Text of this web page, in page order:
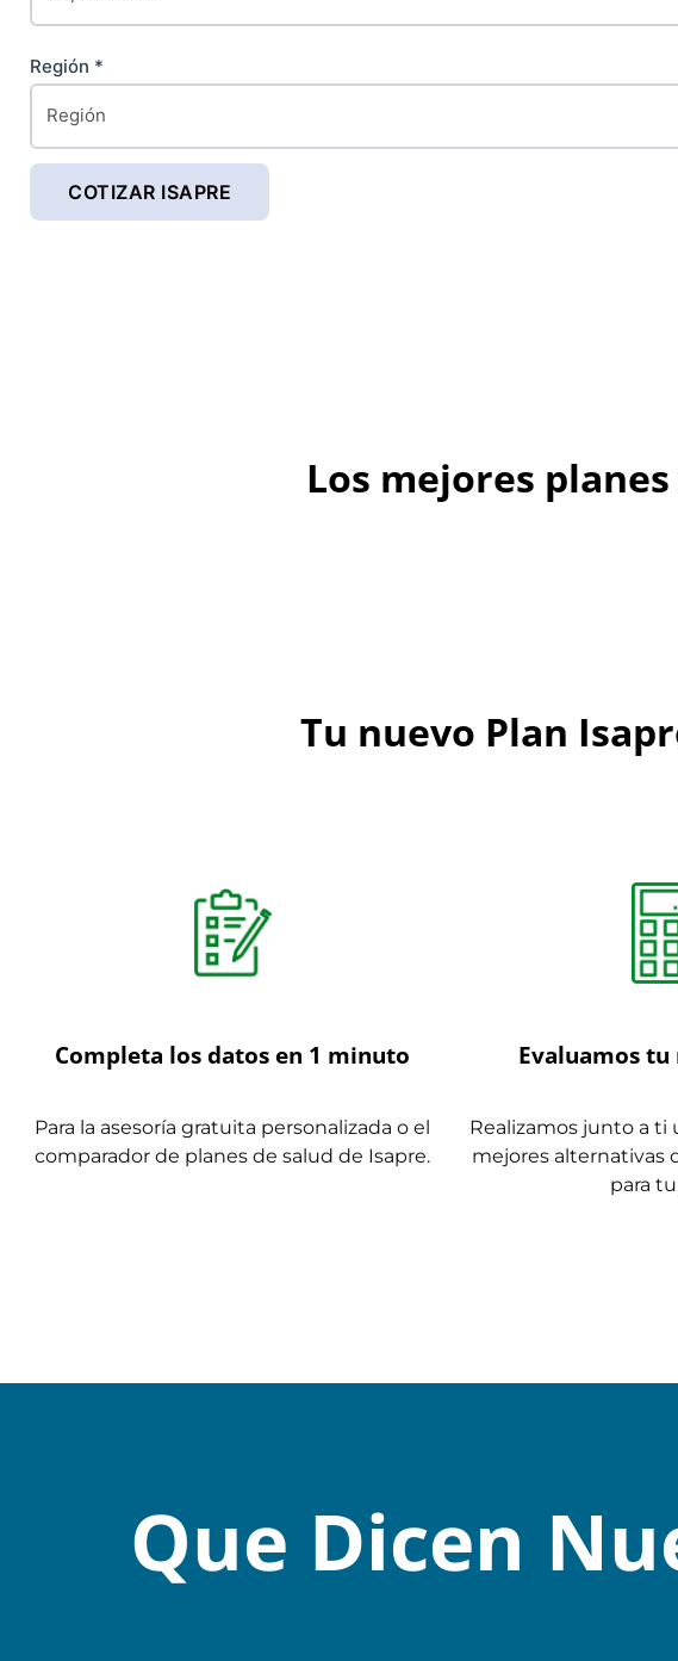
Región *
Los mejores
Tu nuevo Plan
Completa los datos en 1 minuto
Para la asesoría gratuita personalizada o el
comparador de planes de salud de Isapre.
Evaluamos
Realizamos junto a ti
mejores alternativas
para
Que Dicen